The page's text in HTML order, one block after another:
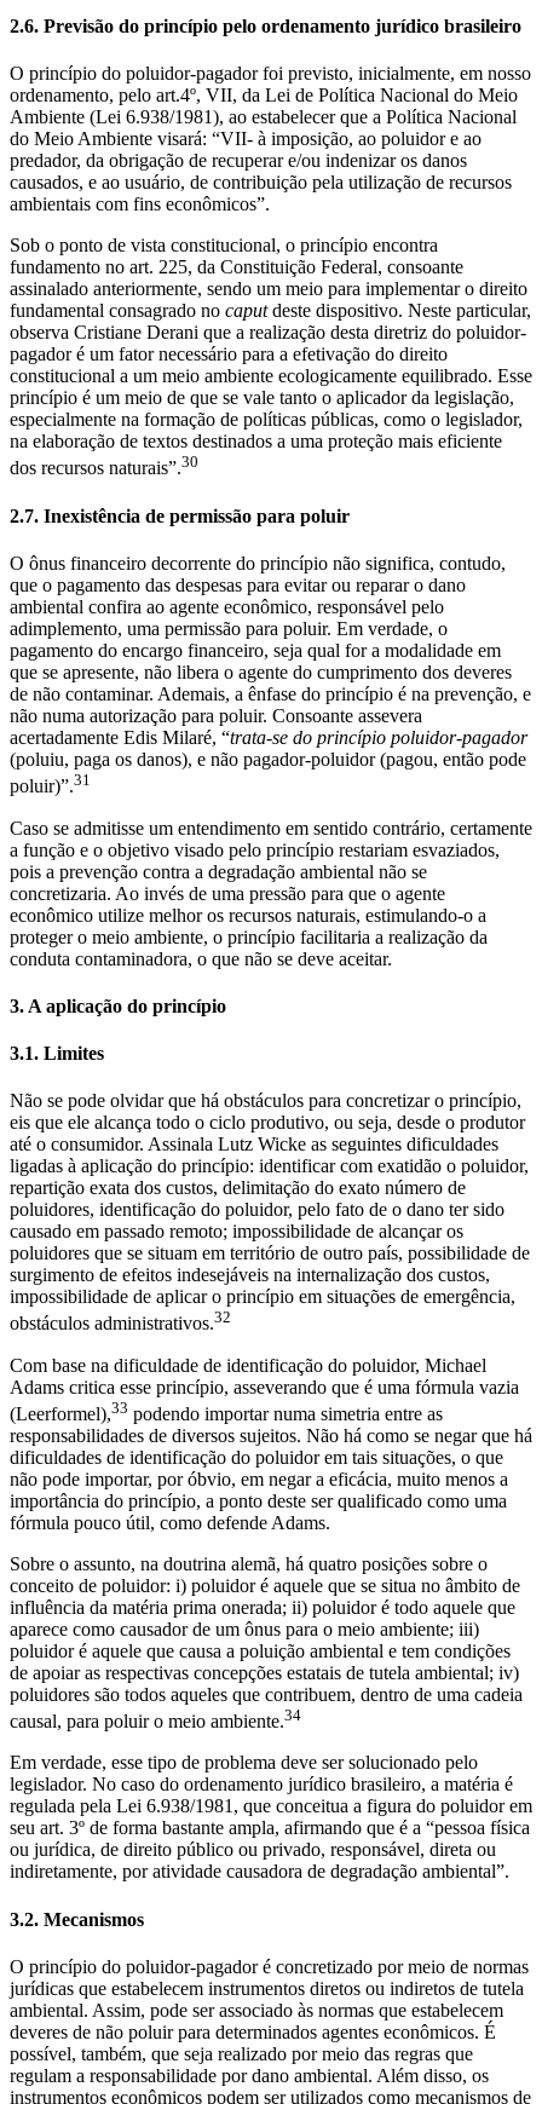
2.6. Previsão do princípio pelo ordenamento jurídico brasileiro
O princípio do poluidor-pagador foi previsto, inicialmente, em nosso
ordenamento, pelo art.4º, VII, da Lei de Política Nacional do Meio
Ambiente (Lei 6.938/1981), ao estabelecer que a Política Nacional
do Meio Ambiente visará: “VII- à imposição, ao poluidor e ao
predador, da obrigação de recuperar e/ou indenizar os danos
causados, e ao usuário, de contribuição pela utilização de recursos
ambientais com fins econômicos”.
Sob o ponto de vista constitucional, o princípio encontra
fundamento no art. 225, da Constituição Federal, consoante
assinalado anteriormente, sendo um meio para implementar o direito
fundamental consagrado no caputdeste dispositivo. Neste particular,
observa Cristiane Derani que a realização desta diretriz do poluidor-
pagador é um fator necessário para a efetivação do direito
constitucional a um meio ambiente ecologicamente equilibrado. Esse
princípio é um meio de que se vale tanto o aplicador da legislação,
especialmente na formação de políticas públicas, como o legislador,
na elaboração de textos destinados a uma proteção mais eficiente
dos recursos naturais”.30
2.7. Inexistência de permissão para poluir
O ônus financeiro decorrente do princípio não significa, contudo,
que o pagamento das despesas para evitar ou reparar o dano
ambiental confira ao agente econômico, responsável pelo
adimplemento, uma permissão para poluir. Em verdade, o
pagamento do encargo financeiro, seja qual for a modalidade em
que se apresente, não libera o agente do cumprimento dos deveres
de não contaminar. Ademais, a ênfase do princípio é na prevenção, e
não numa autorização para poluir. Consoante assevera
acertadamente Edis Milaré, “trata-se do princípio poluidor-pagador
(poluiu, paga os danos), e não pagador-poluidor (pagou, então pode
poluir)”.31
Caso se admitisse um entendimento em sentido contrário, certamente
a função e o objetivo visado pelo princípio restariam esvaziados,
pois a prevenção contra a degradação ambiental não se
concretizaria. Ao invés de uma pressão para que o agente
econômico utilize melhor os recursos naturais, estimulando-o a
proteger o meio ambiente, o princípio facilitaria a realização da
conduta contaminadora, o que não se deve aceitar.
3. A aplicação do princípio
3.1. Limites
Não se pode olvidar que há obstáculos para concretizar o princípio,
eis que ele alcança todo o ciclo produtivo, ou seja, desde o produtor
até o consumidor. Assinala Lutz Wicke as seguintes dificuldades
ligadas à aplicação do princípio: identificar com exatidão o poluidor,
repartição exata dos custos, delimitação do exato número de
poluidores, identificação do poluidor, pelo fato de o dano ter sido
causado em passado remoto; impossibilidade de alcançar os
poluidores que se situam em território de outro país, possibilidade de
surgimento de efeitos indesejáveis na internalização dos custos,
impossibilidade de aplicar o princípio em situações de emergência,
obstáculos administrativos.32
Com base na dificuldade de identificação do poluidor, Michael
Adams critica esse princípio, asseverando que é uma fórmula vazia
(Leerformel),33 podendo importar numa simetria entre as
responsabilidades de diversos sujeitos. Não há como se negar que há
dificuldades de identificação do poluidor em tais situações, o que
não pode importar, por óbvio, em negar a eficácia, muito menos a
importância do princípio, a ponto deste ser qualificado como uma
fórmula pouco útil, como defende Adams.
Sobre o assunto, na doutrina alemã, há quatro posições sobre o
conceito de poluidor: i) poluidor é aquele que se situa no âmbito de
influência da matéria prima onerada; ii) poluidor é todo aquele que
aparece como causador de um ônus para o meio ambiente; iii)
poluidor é aquele que causa a poluição ambiental e tem condições
de apoiar as respectivas concepções estatais de tutela ambiental; iv)
poluidores são todos aqueles que contribuem, dentro de uma cadeia
causal, para poluir o meio ambiente.34
Em verdade, esse tipo de problema deve ser solucionado pelo
legislador. No caso do ordenamento jurídico brasileiro, a matéria é
regulada pela Lei 6.938/1981, que conceitua a figura do poluidor em
seu art. 3º de forma bastante ampla, afirmando que é a “pessoa física
ou jurídica, de direito público ou privado, responsável, direta ou
indiretamente, por atividade causadora de degradação ambiental”.
3.2. Mecanismos
O princípio do poluidor-pagador é concretizado por meio de normas
jurídicas que estabelecem instrumentos diretos ou indiretos de tutela
ambiental. Assim, pode ser associado às normas que estabelecem
deveres de não poluir para determinados agentes econômicos. É
possível, também, que seja realizado por meio das regras que
regulam a responsabilidade por dano ambiental. Além disso, os
instrumentos econômicos podem ser utilizados como mecanismos de